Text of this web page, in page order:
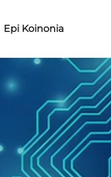
Epi Koinonia